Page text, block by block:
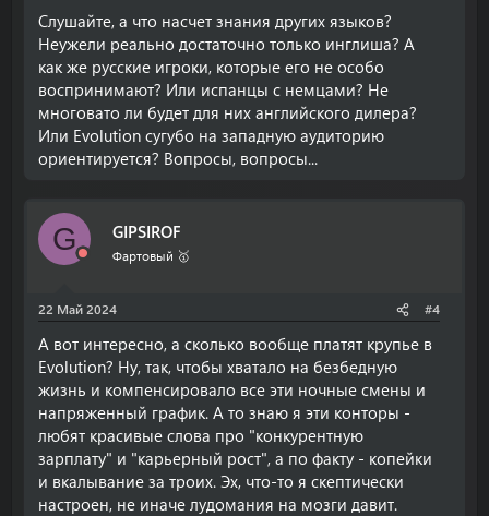
Слушайте, а что насчет знания других языков?
Неужели реально достаточно только инглиша? А
как же русские игроки, которые его не особо
воспринимают? Или испанцы с немцами? Не
многовато ли будет для них английского дилера?
Или Evolution сугубо на западную аудиторию
ориентируется? Вопросы, вопросы...
G GIPSIROF
Фартовый 🥇
22 Май 2024 #4
А вот интересно, а сколько вообще платят крупье в
Evolution? Ну, так, чтобы хватало на безбедную
жизнь и компенсировало все эти ночные смены и
напряженный график. А то знаю я эти конторы -
любят красивые слова про "конкурентную
зарплату" и "карьерный рост", а по факту - копейки
и вкалывание за троих. Эх, что-то я скептически
настроен, не иначе лудомания на мозги давит.